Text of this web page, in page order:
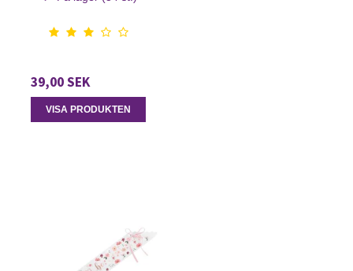
39,00 SEK
VISA PRODUKTEN